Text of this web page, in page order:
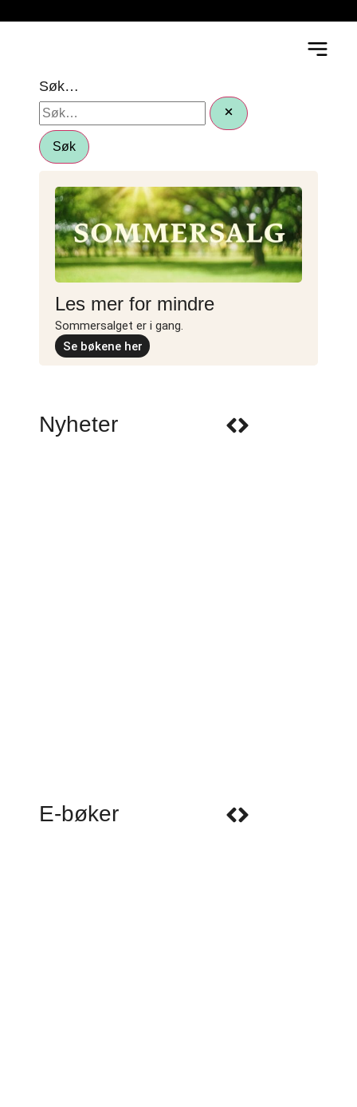
Søk…
Søk
Les mer for mindre
Sommersalget er i gang.
Se bøkene her
Nyheter
E-bøker